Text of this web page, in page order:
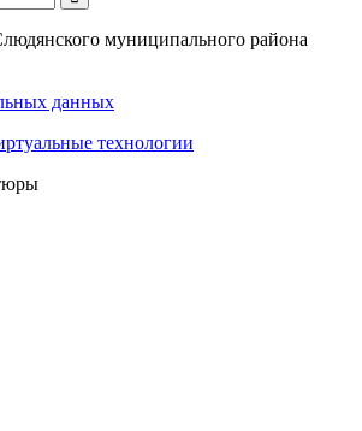
муниципального района
данных
технологии